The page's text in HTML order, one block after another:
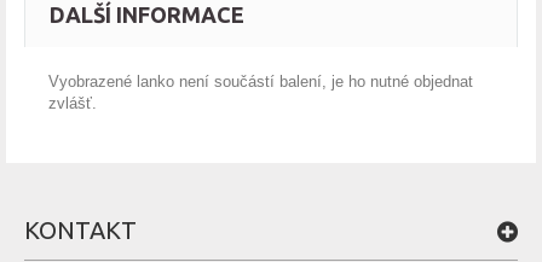
DALŠÍ INFORMACE
Vyobrazené lanko není součástí balení, je ho nutné objednat
zvlášť.
KONTAKT